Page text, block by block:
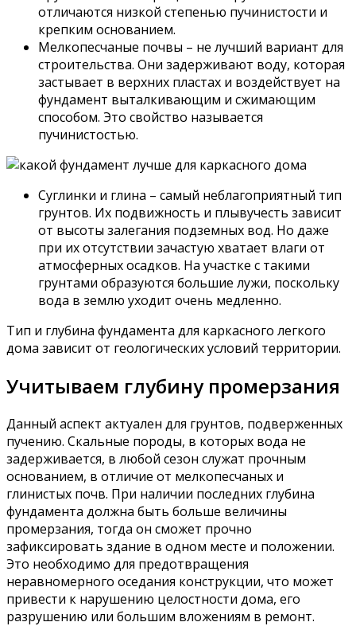
отличаются низкой степенью пучинистости и
крепким основанием.
Мелкопесчаные почвы – не лучший вариант для
строительства. Они задерживают воду, которая
застывает в верхних пластах и воздействует на
фундамент выталкивающим и сжимающим
способом. Это свойство называется
пучинистостью.
Суглинки и глина – самый неблагоприятный тип
грунтов. Их подвижность и плывучесть зависит
от высоты залегания подземных вод. Но даже
при их отсутствии зачастую хватает влаги от
атмосферных осадков. На участке с такими
грунтами образуются большие лужи, поскольку
вода в землю уходит очень медленно.
Тип и глубина фундамента для каркасного легкого
дома зависит от геологических условий территории.
Учитываем глубину промерзания
Данный аспект актуален для грунтов, подверженных
пучению. Скальные породы, в которых вода не
задерживается, в любой сезон служат прочным
основанием, в отличие от мелкопесчаных и
глинистых почв. При наличии последних глубина
фундамента должна быть больше величины
промерзания, тогда он сможет прочно
зафиксировать здание в одном месте и положении.
Это необходимо для предотвращения
неравномерного оседания конструкции, что может
привести к нарушению целостности дома, его
разрушению или большим вложениям в ремонт.